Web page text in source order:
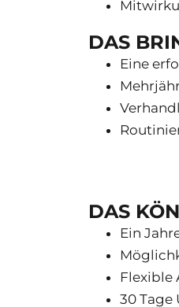
DAS
Eine
DAS
Ein
Flexible
30 Tage